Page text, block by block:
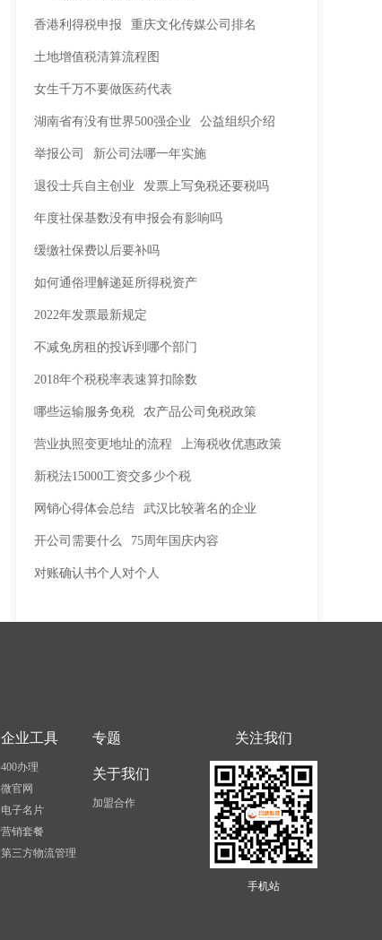
香港利得税申报 重庆文化传媒公司排名
土地增值税清算流程图
女生千万不要做医药代表
湖南省有没有世界500强企业 公益组织介绍
举报公司 新公司法哪一年实施
退役士兵自主创业 发票上写免税还要税吗
年度社保基数没有申报会有影响吗
缓缴社保费以后要补吗
如何通俗理解递延所得税资产
2022年发票最新规定
不减免房租的投诉到哪个部门
2018年个税税率表速算扣除数
哪些运输服务免税 农产品公司免税政策
营业执照变更地址的流程 上海税收优惠政策
新税法15000工资交多少个税
网销心得体会总结 武汉比较著名的企业
开公司需要什么 75周年国庆内容
对账确认书个人对个人
企业工具
400办理
微官网
电子名片
营销套餐
第三方物流管理
专题
关于我们
加盟合作
关注我们
手机站